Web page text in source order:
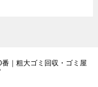
番｜粗大ゴミ回収・ゴミ屋